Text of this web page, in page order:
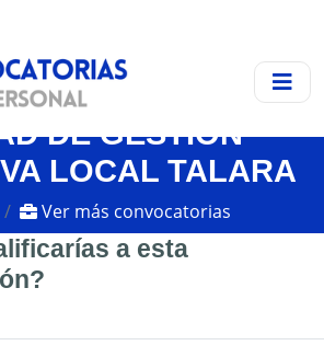
DE GESTIÓN
LOCAL TALARA
Ver más convocatorias
a esta